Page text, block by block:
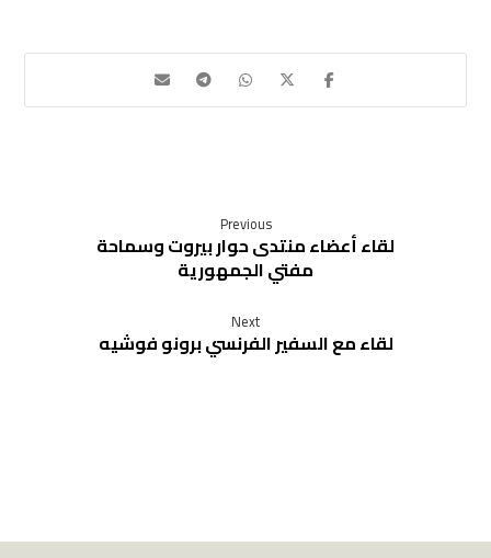
Previous
لقاء أعضاء منتدى حوار بيروت وسماحة
مفتي الجمهورية
Next
لقاء مع السفير الفرنسي برونو فوشيه